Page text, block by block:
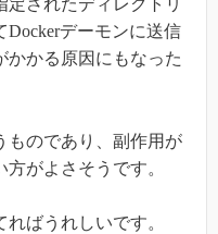
定されたディレクトリ
Dockerデーモンに送信
かかる原因にもなった
ものであり、副作用が
がよさそうです。
ばうれしいです。